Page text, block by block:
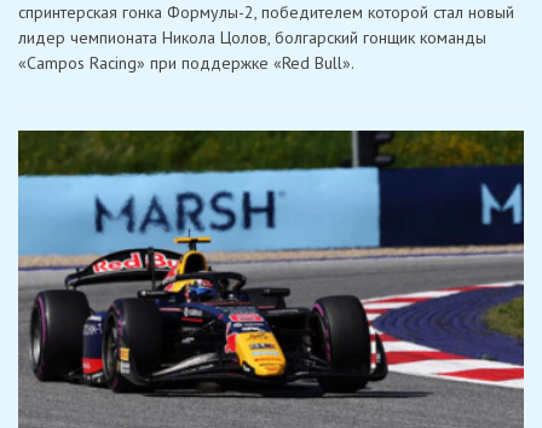
на
последнем
круге
выиграл
Сильверстоуне
спринтерская гонка Формулы-2, победителем которой стал новый
лидер чемпионата Никола Цолов, болгарский гонщик команды
«Campos Racing» при поддержке «Red Bull».